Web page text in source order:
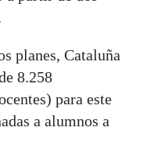
planes, Cataluña
8.258
para este
a alumnos a